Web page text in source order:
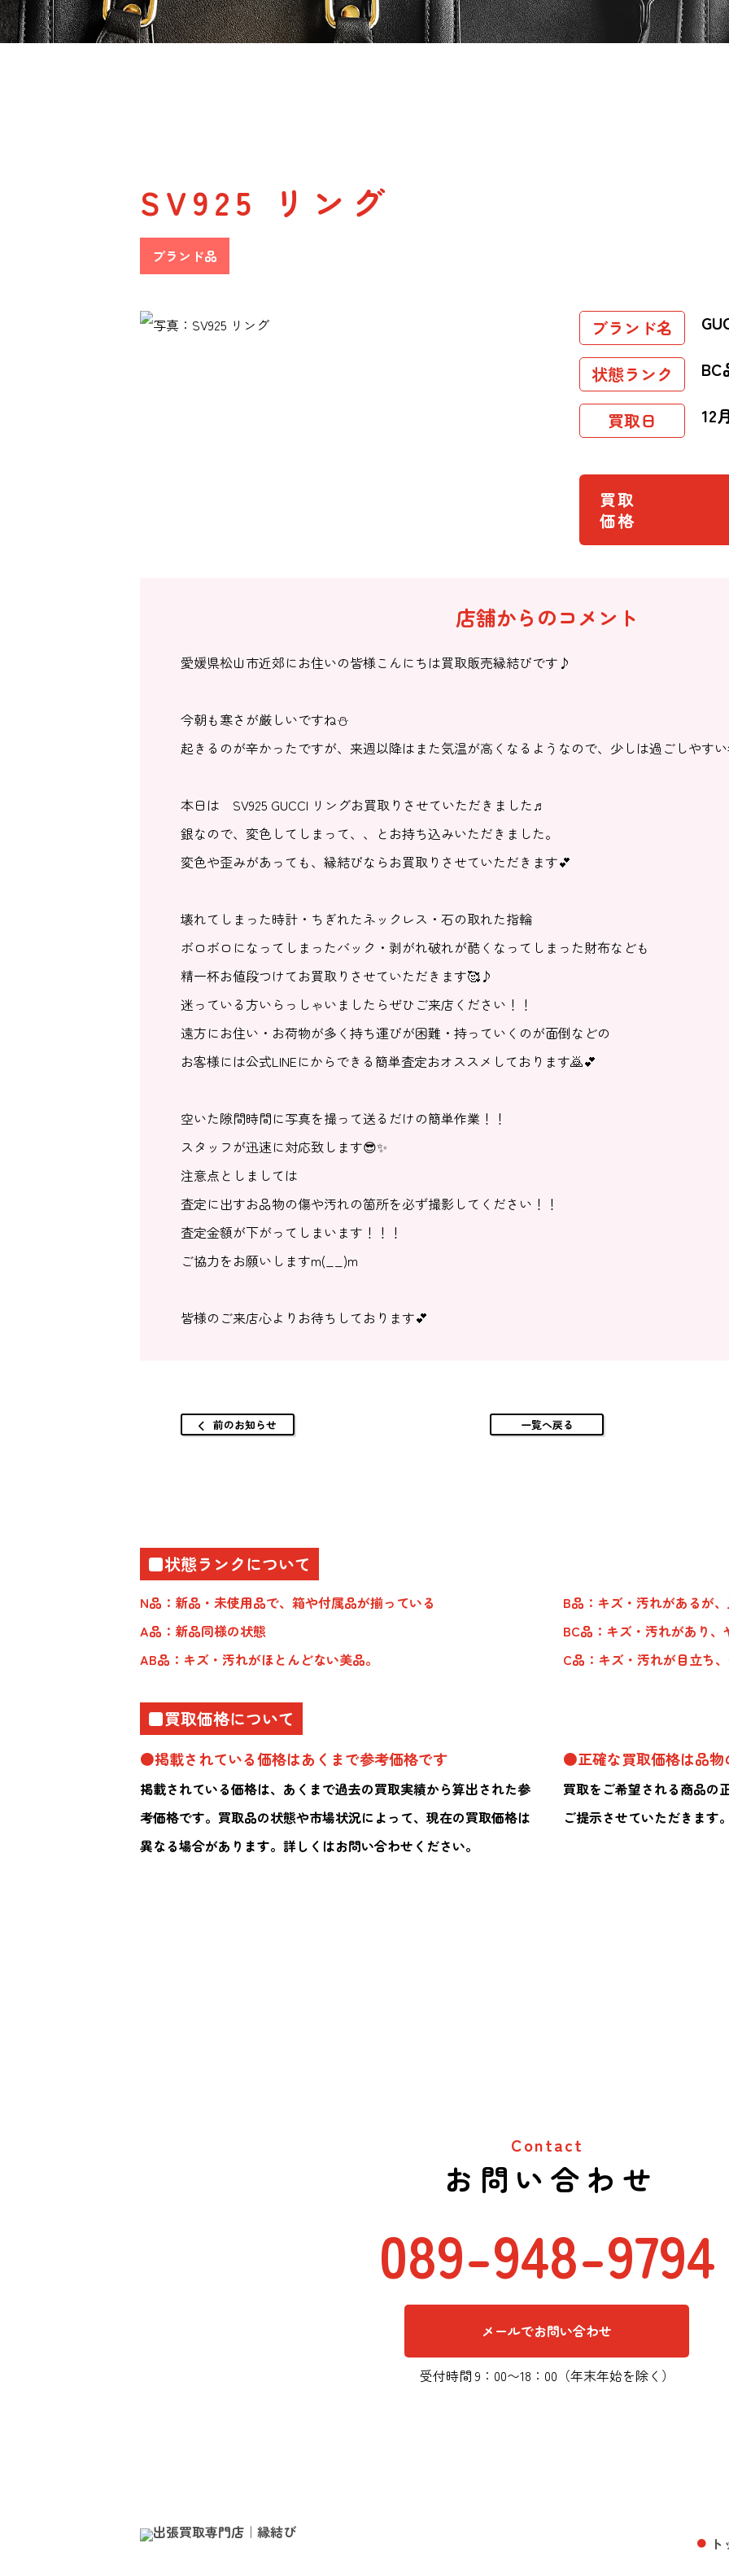
SV925 リング
ブランド品
ブランド名
状態ランク BC
買取日 12
買取
価格
店舗からのコメント
愛媛県松山市近郊にお住いの皆様こんにちは買取販売縁結びです♪
今朝も寒さが厳しいですね⛄
起きるのが辛かったですが、来週以降はまた気温が高くなるようなので、少しは過ごしやす
本日は SV925 GUCCI リングお買取りさせていただきました♬
銀なので、変色してしまって、、とお持ち込みいただきました。
変色や歪みがあっても、縁結びならお買取りさせていただきます💕
壊れてしまった時計・ちぎれたネックレス・石の取れた指輪
ボロボロになってしまったバック・剥がれ破れが酷くなってしまった財布なども
精一杯お値段つけてお買取りさせていただきます🥰♪
迷っている方いらっしゃいましたらぜひご来店ください！！
遠方にお住い・お荷物が多く持ち運びが困難・持っていくのが面倒などの
お客様には公式LINEにからできる簡単査定おオススメしております🙇💕
空いた隙間時間に写真を撮って送るだけの簡単作業！！
スタッフが迅速に対応致します😎✨
注意点としましては
査定に出すお品物の傷や汚れの箇所を必ず撮影してください！！
査定金額が下がってしまいます！！！
ご協力をお願いしますm(__)m
皆様のご来店心よりお待ちしております💕
前のお知らせ 一覧へ戻る
■状態ランクについて
N品：新品・未使用品で、箱や付属品が揃っている
A品：新品同様の状態
AB品：キズ・汚れがほとんどない美品。
B品：キズ・汚れがあるが
BC品：キズ・汚れがあり
C品：キズ・汚れが目立ち
■買取価格について
●掲載されている価格はあくまで参考価格です
掲載されている価格は、あくまで過去の買取実績から算出された参
考価格です。買取品の状態や市場状況によって、現在の買取価格は
異なる場合があります。詳しくはお問い合わせください。
●正確な買取価格は品物
買取をご希望される商品の
ご提示させていただきます。
Contact
お問い合わせ
089-948-9794
メールでお問い合わせ
受付時間 9：00〜18：00（年末年始を除く）